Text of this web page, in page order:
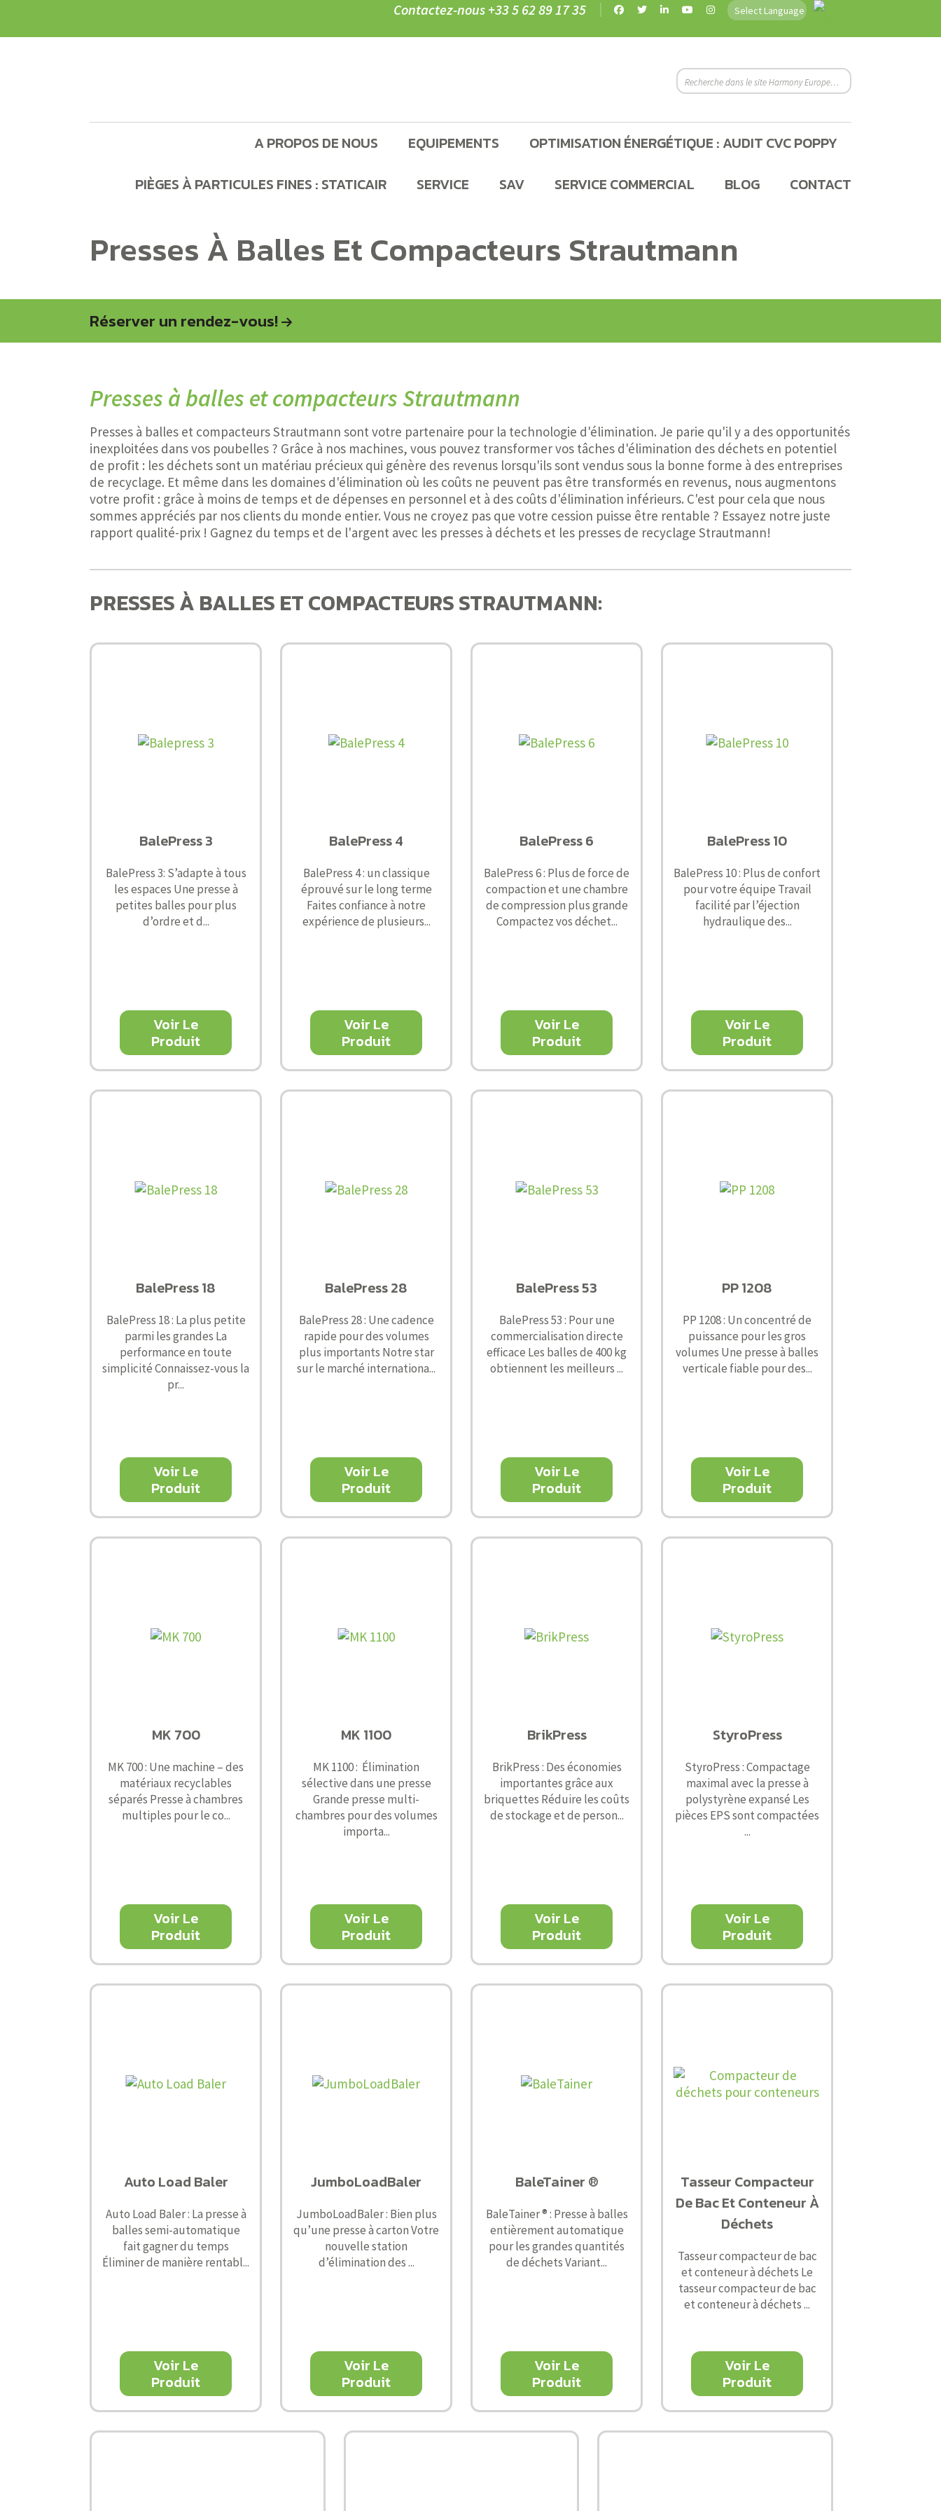
Contactez-nous +33 5 62 89 17 35
A PROPOS DE NOUS EQUIPEMENTS
OPTIMISATION ÉNERGÉTIQUE : AUDIT CVC POPPY
PIÈGES À PARTICULES FINES : STATICAIR
SERVICE SAV SERVICE COMMERCIAL BLOG CONTACT
Presses À Balles Et Compacteurs Strautmann
Réserver un rendez-vous!
Presses à balles et compacteurs Strautmann
Presses à balles et compacteurs Strautmann sont votre partenaire pour la technologie d'élimination. Je parie qu'il y a des opportunités
inexploitées dans vos poubelles ? Grâce à nos machines, vous pouvez transformer vos tâches d'élimination des déchets en potentiel
de profit : les déchets sont un matériau précieux qui génère des revenus lorsqu'ils sont vendus sous la bonne forme à des entreprises
de recyclage. Et même dans les domaines d'élimination où les coûts ne peuvent pas être transformés en revenus, nous augmentons
votre profit : grâce à moins de temps et de dépenses en personnel et à des coûts d'élimination inférieurs. C'est pour cela que nous
sommes appréciés par nos clients du monde entier. Vous ne croyez pas que votre cession puisse être rentable ? Essayez notre juste
rapport qualité-prix ! Gagnez du temps et de l'argent avec les presses à déchets et les presses de recyclage Strautmann!
PRESSES À BALLES ET COMPACTEURS STRAUTMANN:
BalePress 3
BalePress 3: S’adapte à tous
les espaces Une presse à
petites balles pour plus
d’ordre et d...
Voir Le
Produit
BalePress 4
BalePress 4 : un classique
éprouvé sur le long terme
Faites confiance à notre
expérience de plusieurs...
Voir Le
Produit
BalePress 6
BalePress 6 : Plus de force de
compaction et une chambre
de compression plus grande
Compactez vos déchet...
Voir Le
Produit
BalePress 10
BalePress 10 : Plus de confort
pour votre équipe Travail
facilité par l’éjection
hydraulique des...
Voir Le
Produit
BalePress 18
BalePress 18 : La plus petite
parmi les grandes La
performance en toute
simplicité Connaissez-vous la
pr...
Voir Le
Produit
BalePress 28
BalePress 28 : Une cadence
rapide pour des volumes
plus importants Notre star
sur le marché internationa...
Voir Le
Produit
BalePress 53
BalePress 53 : Pour une
commercialisation directe
efficace Les balles de 400 kg
obtiennent les meilleurs ...
Voir Le
Produit
PP 1208
PP 1208 : Un concentré de
puissance pour les gros
volumes Une presse à balles
verticale fiable pour des...
Voir Le
Produit
MK 700
MK 700 : Une machine – des
matériaux recyclables
séparés Presse à chambres
multiples pour le co...
Voir Le
Produit
MK 1100
MK 1100 : Élimination
sélective dans une presse
Grande presse multi-
chambres pour des volumes
importa...
Voir Le
Produit
BrikPress
BrikPress : Des économies
importantes grâce aux
briquettes Réduire les coûts
de stockage et de person...
Voir Le
Produit
StyroPress
StyroPress : Compactage
maximal avec la presse à
polystyrène expansé Les
pièces EPS sont compactées
...
Voir Le
Produit
Auto Load Baler
Auto Load Baler : La presse à
balles semi-automatique
fait gagner du temps
Éliminer de manière rentabl...
Voir Le
Produit
JumboLoadBaler
JumboLoadBaler : Bien plus
qu’une presse à carton Votre
nouvelle station
d’élimination des ...
Voir Le
Produit
BaleTainer ®
BaleTainer ® : Presse à balles
entièrement automatique
pour les grandes quantités
de déchets Variant...
Voir Le
Produit
Tasseur Compacteur
De Bac Et Conteneur À
Déchets
Tasseur compacteur de bac
et conteneur à déchets Le
tasseur compacteur de bac
et conteneur à déchets ...
Voir Le
Produit